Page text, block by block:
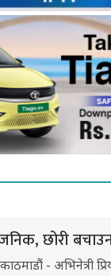
छोरी
काठमाडौं - अभिनेत्री